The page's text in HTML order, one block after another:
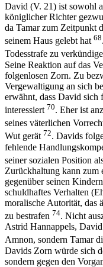
David (V. 21) ist sowohl
königlicher Richter
da Tamar zum Zeitpunkt
seinem Haus gelebt hat 68
Todesstrafe zu
Seine Reaktion auf das
folgenlosen Zorn. Zu
Vergewaltigung an sich
erwähnt, dass David sich
interessiert 70. Eher ist
seines väterlichen
Wut gerät 72. Davids
fehlende
seiner sozialen Position
Zurückhaltung kann zum
gegenüber seinen
schuldhaftes Verhalten
moralische Autorität, das
zu bestrafen 74. Nicht
Astrid Hannappels,
Amnon, sondern Tamar
Davids Zorn würde sich
sondern gegen den